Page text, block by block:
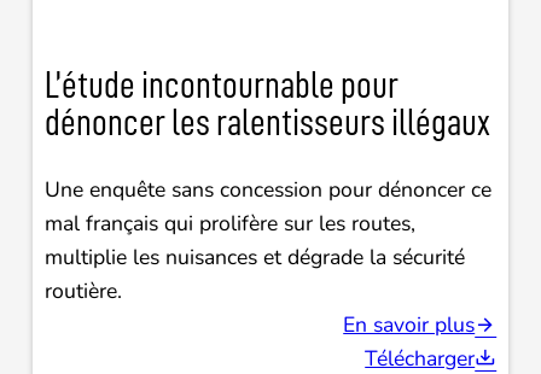
L’étude incontournable pour
dénoncer les ralentisseurs illégaux
Une enquête sans concession pour dénoncer ce
mal français qui prolifère sur les routes,
multiplie les nuisances et dégrade la sécurité
routière.
En savoir plus
Télécharger